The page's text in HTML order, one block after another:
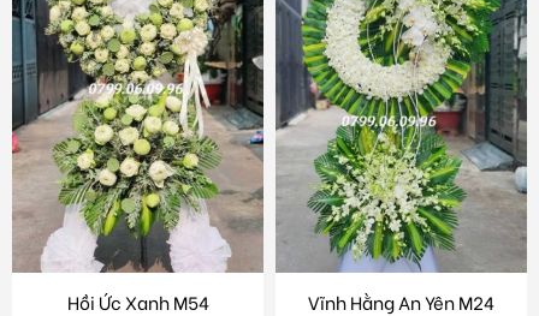
Hồi Ức Xanh M54 Vĩnh Hằng An Yên M24